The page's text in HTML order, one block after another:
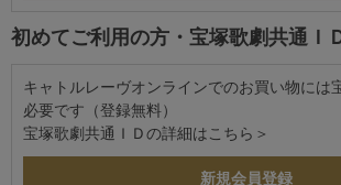
初めてご利用の方・宝塚歌劇共通Ｉ
キャトルレーヴオンラインでのお買い物には
必要です（登録無料）
宝塚歌劇共通ＩＤの詳細は こちら＞